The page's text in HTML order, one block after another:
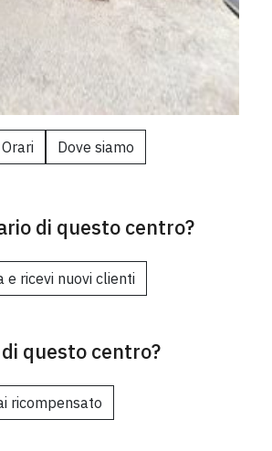
Orari Dove siamo
di questo centro?
e ricevi nuovi clienti
questo centro?
ricompensato